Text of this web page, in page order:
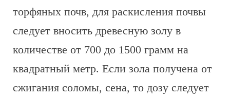
торфяных почв, для раскисления почвы
следует вносить древесную золу в
количестве от 700 до 1500 грамм на
квадратный метр. Если зола получена от
сжигания соломы, сена, то дозу следует